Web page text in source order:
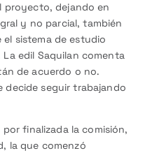
proyecto, dejando en
y no parcial, también
sistema de estudio
edil Saquilan comenta
de acuerdo o no.
decide seguir trabajando
finalizada la comisión,
la que comenzó